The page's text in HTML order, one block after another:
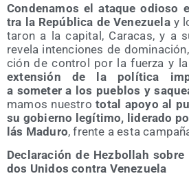
Con­de­na­mos el ata­que odio­so
tra la Repú­bli­ca de Vene­zue­lay
ta­ron a la capi­tal, Cara­cas, y a
reve­la inten­cio­nes de
ción de con­trol por la fuer­za y
exten­sión de la polí­ti­ca
a some­ter a los pue­blos y
ma­mos nues­trototal apo­yo al
su gobierno legí­ti­mo, lide­ra­do
lás Madu­ro, fren­te a esta
Decla­ra­ción de Hez­bo­llah
dos Uni­dos con­tra Venezuela